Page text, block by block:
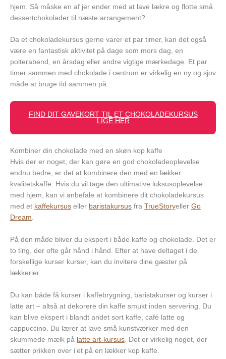
hjem. Så måske en af jer ender med at lave lækre og flotte små
dessertchokolader til næste arrangement?
Da et chokoladekursus gerne varer et par timer, kan det også
være en fantastisk aktivitet på dage som mors dag, en
polterabend, en årsdag eller andre vigtige mærkedage. Et par
timer sammen med chokolade i centrum er virkelig en ny og sjov
måde at bruge tid sammen på.
FIND DIT GAVEKORT TIL ET CHOKOLADEKURSUS
LIGE HER
Kombiner din chokolade med en skøn kop kaffe
Hvis der er noget, der kan gøre en god chokoladeoplevelse
endnu bedre, er det at kombinere den med en lækker
kvalitetskaffe. Hvis du vil tage den ultimative luksusoplevelse
med hjem, kan vi anbefale at kombinere dit chokoladekursus
med et kaffekursus eller baristakursus fra TrueStoryeller Go
Dream.
På den måde bliver du ekspert i både kaffe og chokolade. Det er
to ting, der ofte går hånd i hånd. Efter at have deltaget i de
forskellige kurser kurser, kan du invitere dine gæster på
lækkerier.
Du kan både få kurser i kaffebrygning, baristakurser og kurser i
latte art – altså at dekorere din kaffe smukt inden servering. Du
kan blive ekspert i blandt andet sort kaffe, café latte og
cappuccino. Du lærer at lave små kunstværker med den
skummede mælk på latte art-kursus . Det er virkelig noget, der
sætter prikken over i’et på en lækker kop kaffe.